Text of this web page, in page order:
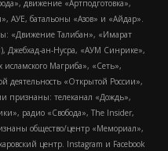
движение «Артподготовка»,
АУЕ, батальоны «Азов» и «Айдар».
«Движение Талибан», «Имарат
Джебхад-ан-Нусра, «АУМ Синрике»,
исламского Магриба», «Сеть»,
деятельность «Открытой России»,
признаны: телеканал «Дождь»,
радио «Свобода», The Insider,
общество/центр «Мемориал»,
центр. Instagram и Facebook